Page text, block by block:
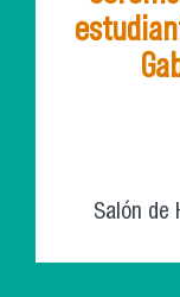
Salón de